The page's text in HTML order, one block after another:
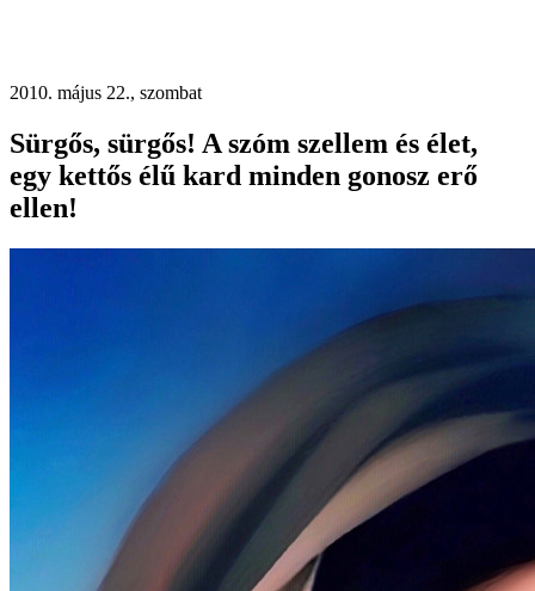
2010. május 22., szombat
Sürgős, sürgős! A szóm szellem és élet,
egy kettős élű kard minden gonosz erő
ellen!